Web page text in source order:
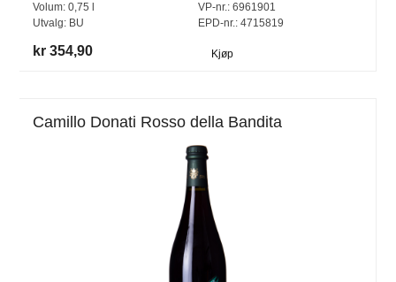
Volum:0,75
Utvalg: BU
VP-nr.:6961901
EPD-nr.: 4715819
kr 354,90 Kjøp
Camillo Donati Rosso della Bandita